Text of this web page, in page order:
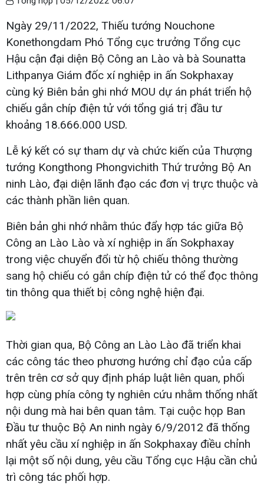
Ngày 29/11/2022, Thiếu tướng Nouchone
Konethongdam Phó Tổng cục trưởng Tổng cục
Hậu cận đại diện Bộ Công an Lào và bà Sounatta
Lithpanya Giám đốc xí nghiệp in ấn Sokphaxay
cùng ký Biên bản ghi nhớ MOU dự án phát triển hộ
chiếu gắn chíp điện tử với tổng giá trị đầu tư
khoảng 18.666.000 USD.
Lễ ký kết có sự tham dự và chức kiến của Thượng
tướng Kongthong Phongvichith Thứ trưởng Bộ An
ninh Lào, đại diện lãnh đạo các đơn vị trực thuộc và
các thành phần liên quan.
Biên bản ghi nhớ nhằm thúc đẩy hợp tác giữa Bộ
Công an Lào Lào và xí nghiệp in ấn Sokphaxay
trong việc chuyển đổi từ hộ chiếu thông thường
sang hộ chiếu có gắn chíp điện tử có thể đọc thông
tin thông qua thiết bị công nghệ hiện đại.
Thời gian qua, Bộ Công an Lào Lào đã triển khai
các công tác theo phương hướng chỉ đạo của cấp
trên trên cơ sở quy định pháp luật liên quan, phối
hợp cùng phía công ty nghiên cứu nhằm thống nhất
nội dung mà hai bên quan tâm. Tại cuộc họp Ban
Đầu tư thuộc Bộ An ninh ngày 6/9/2012 đã thống
nhất yêu cầu xí nghiệp in ấn Sokphaxay điều chỉnh
lại một số nội dung, yêu cầu Tổng cục Hậu cần chủ
trì công tác phối hợp.